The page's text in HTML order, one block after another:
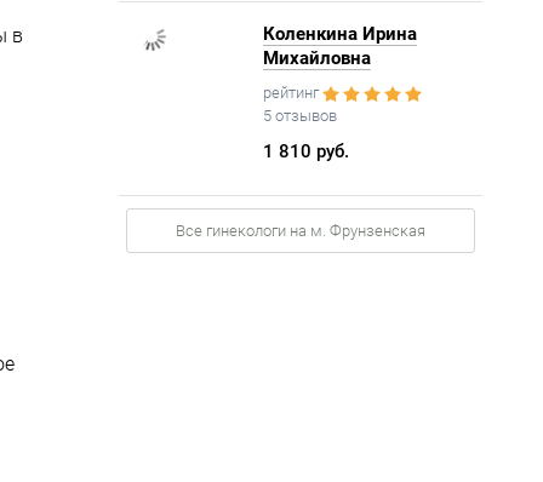
в
Коленкина Ирина
Михайловна
рейтинг
5 отзывов
1 810 руб.
Все гинекологи на м. Фрунзенская